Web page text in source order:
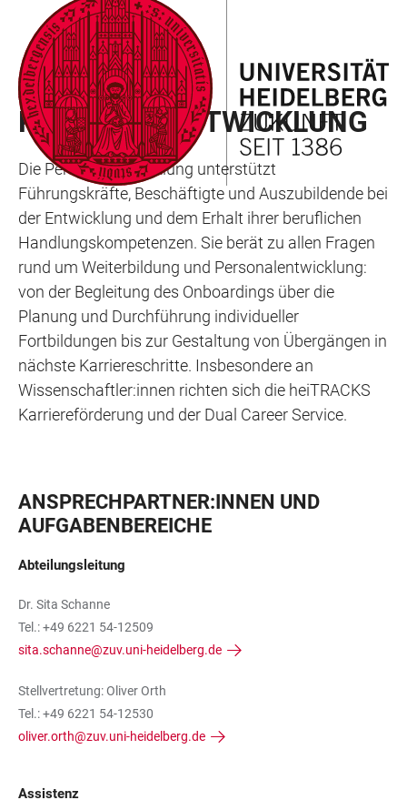
LINKS
ZUR
BARRIEREFREIHEIT
ZUM
HAUPTINHALT
HAUPTNAVIGATION
ÖFFNEN
WEBSEITENSUCHE
ÖFFNEN
ABTEILUNG 5.3
PERSONALENTWICKLUNG
Die Personalentwicklung unterstützt
Führungskräfte, Beschäftigte und Auszubildende bei
der Entwicklung und dem Erhalt ihrer beruflichen
Handlungskompetenzen. Sie berät zu allen Fragen
rund um Weiterbildung und Personalentwicklung:
von der Begleitung des Onboardings über die
Planung und Durchführung individueller
Fortbildungen bis zur Gestaltung von Übergängen in
nächste Karriereschritte. Insbesondere an
Wissenschaftler:innen richten sich die heiTRACKS
Karriereförderung und der Dual Career Service.
ANSPRECHPARTNER:INNEN UND
AUFGABENBEREICHE
Abteilungsleitung
Dr. Sita Schanne
Tel.: +49 6221 54-12509
sita.schanne@zuv.uni-heidelberg.de
Stellvertretung: Oliver Orth
Tel.: +49 6221 54-12530
oliver.orth@zuv.uni-heidelberg.de
Assistenz